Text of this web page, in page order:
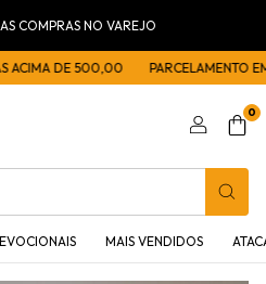
COMPRAS NO VAREJO
ACIMA DE 500,00 PARCELAMENTO EM
0
MAIS VENDIDOS